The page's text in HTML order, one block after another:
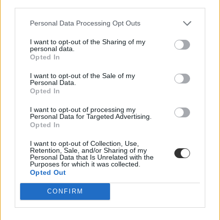
Personal Data Processing Opt Outs
I want to opt-out of the Sharing of my
personal data.
Opted In
I want to opt-out of the Sale of my
Personal Data.
Opted In
I want to opt-out of processing my
Personal Data for Targeted Advertising.
Opted In
I want to opt-out of Collection, Use,
Retention, Sale, and/or Sharing of my
Personal Data that Is Unrelated with the
Purposes for which it was collected.
Opted Out
CONFIRM
Az 5+1 legjobb kisfesztivál nyárra, amikről még
lehet ti sem hallottatok
Ha nem bírjátok az óriási, szinte bejárhatatlan fesztiválokat, vagy
spórolnátok egy kicsit a jegyen, de szeretnétek egy nagyot bulizni a
nyáron, akkor hoztunk nektek 5+1 szuper kis fesztivált, ahova
Campus life
Kurucz-Gáspár Tünde
Kalandok, fesztiválok, programok a nyárra, hogy
garantáltan ne teljen unalmasan a vakáció
Már alig vártátok a nyári szünetet, de nincs semmi ötletetek, hogy